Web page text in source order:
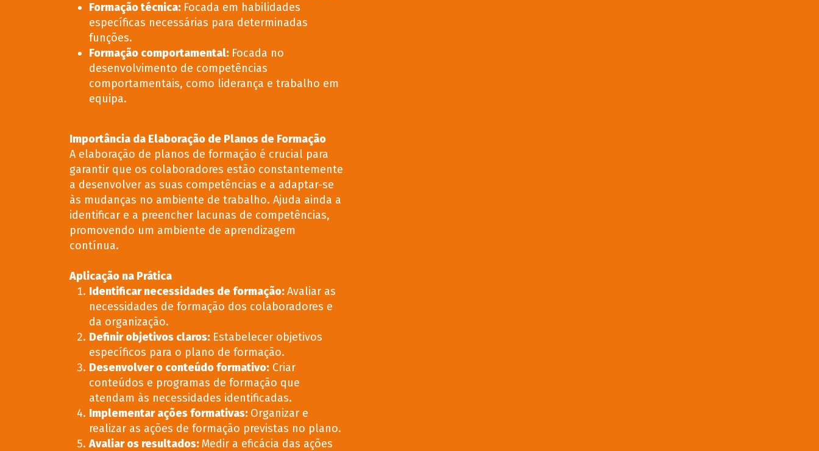
Formação técnica: Focada em habilidades
específicas necessárias para determinadas
funções.
Formação comportamental: Focada no
desenvolvimento de competências
comportamentais, como liderança e trabalho em
equipa.
Importância da Elaboração de Planos de Formação
A elaboração de planos de formação é crucial para
garantir que os colaboradores estão constantemente
a desenvolver as suas competências e a adaptar-se
às mudanças no ambiente de trabalho. Ajuda ainda a
identificar e a preencher lacunas de competências,
promovendo um ambiente de aprendizagem
contínua.
Aplicação na Prática
Identificar necessidades de formação:Avaliar as
necessidades de formação dos colaboradores e
da organização.
Definir objetivos claros: Estabelecer objetivos
específicos para o plano de formação.
Desenvolver o conteúdo formativo: Criar
conteúdos e programas de formação que
atendam às necessidades identificadas.
Implementar ações formativas: Organizar e
realizar as ações de formação previstas no plano.
Avaliar os resultados:Medir a eficácia das ações